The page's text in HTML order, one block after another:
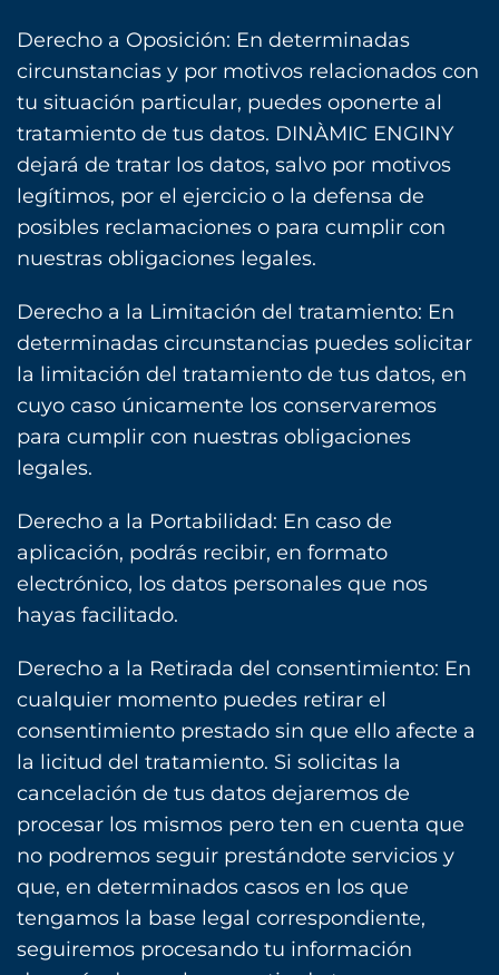
Derecho a Oposición: En determinadas
circunstancias y por motivos relacionados con
tu situación particular, puedes oponerte al
tratamiento de tus datos. DINÀMIC ENGINY
dejará de tratar los datos, salvo por motivos
legítimos, por el ejercicio o la defensa de
posibles reclamaciones o para cumplir con
nuestras obligaciones legales.
Derecho a la Limitación del tratamiento: En
determinadas circunstancias puedes solicitar
la limitación del tratamiento de tus datos, en
cuyo caso únicamente los conservaremos
para cumplir con nuestras obligaciones
legales.
Derecho a la Portabilidad: En caso de
aplicación, podrás recibir, en formato
electrónico, los datos personales que nos
hayas facilitado.
Derecho a la Retirada del consentimiento: En
cualquier momento puedes retirar el
consentimiento prestado sin que ello afecte a
la licitud del tratamiento. Si solicitas la
cancelación de tus datos dejaremos de
procesar los mismos pero ten en cuenta que
no podremos seguir prestándote servicios y
que, en determinados casos en los que
tengamos la base legal correspondiente,
seguiremos procesando tu información